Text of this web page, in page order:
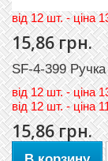
вiд 12 шт. - цiна
15,86 грн.
SF-4-399
вiд 12 шт. - цiна
вiд12 шт. - цiна
15,86 грн.